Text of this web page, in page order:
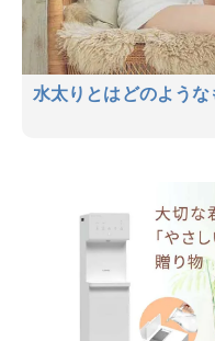
水太りとはどのような